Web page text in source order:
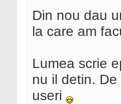
Din nou dau
la care am
Lumea scrie
nu il detin.
useri